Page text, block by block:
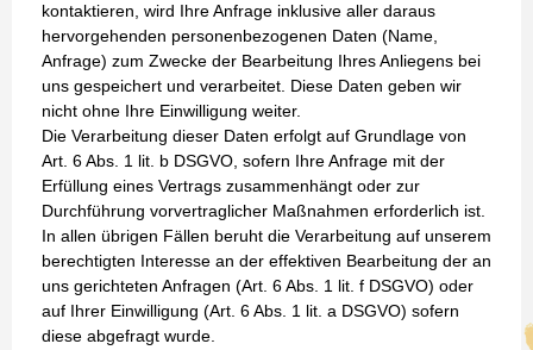
kontaktieren, wird Ihre Anfrage inklusive aller daraus
hervorgehenden personenbezogenen Daten (Name,
Anfrage) zum Zwecke der Bearbeitung Ihres Anliegens bei
uns gespeichert und verarbeitet. Diese Daten geben wir
nicht ohne Ihre Einwilligung weiter.
Die Verarbeitung dieser Daten erfolgt auf Grundlage von
Art. 6 Abs. 1 lit. b DSGVO, sofern Ihre Anfrage mit der
Erfüllung eines Vertrags zusammenhängt oder zur
Durchführung vorvertraglicher Maßnahmen erforderlich ist.
In allen übrigen Fällen beruht die Verarbeitung auf unserem
berechtigten Interesse an der effektiven Bearbeitung der an
uns gerichteten Anfragen (Art. 6 Abs. 1 lit. f DSGVO) oder
auf Ihrer Einwilligung (Art. 6 Abs. 1 lit. a DSGVO) sofern
diese abgefragt wurde.